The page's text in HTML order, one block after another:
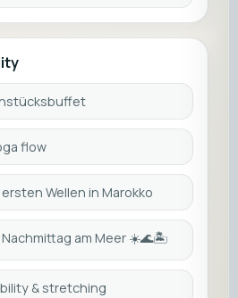
flow
Wellen in Marokko
am Meer ☀️🌊🏝️
& stretching